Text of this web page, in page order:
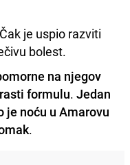
je uspio razviti
bolest.
na njegov
formulu. Jedan
je noću u Amarovu
.